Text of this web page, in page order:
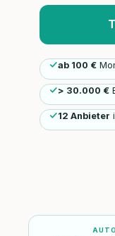
ab 100 €
> 30.000 €
12 Anbieter